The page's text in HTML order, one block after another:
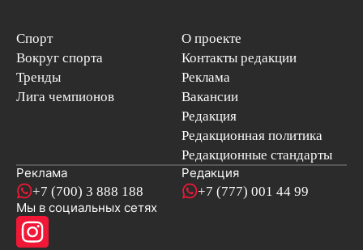
Спорт
Вокруг спорта
Тренды
Лига чемпионов
О проекте
Контакты редакции
Реклама
Вакансии
Редакция
Редакционная политика
Редакционные стандарты
Реклама
+7 (700) 3 888 188
Редакция
+7 (777) 001 44 99
Мы в социальных сетях